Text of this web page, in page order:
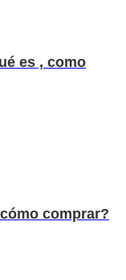
es , como
comprar?